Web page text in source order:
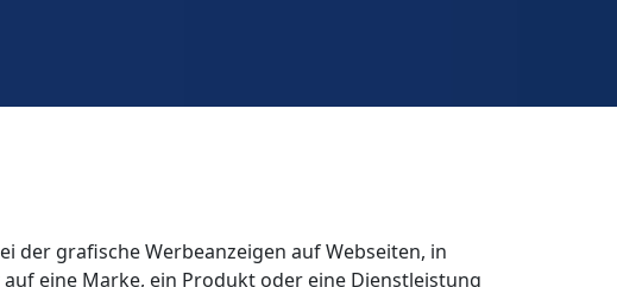
der grafische Werbeanzeigen auf Webseiten, in
eine Marke, ein Produkt oder eine Dienstleistung